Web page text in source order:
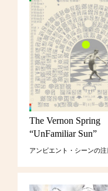
The Vernon Spring
“UnFamiliar Sun”
アンビエント・シーンの